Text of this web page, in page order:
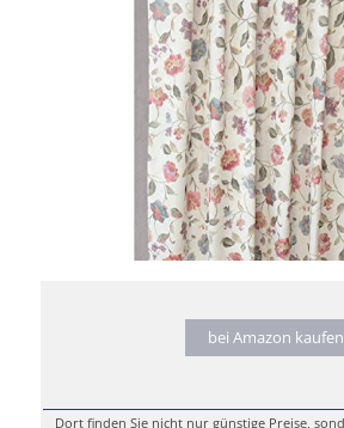
bei Amazon kaufen
Dort finden Sie nicht nur günstige Preise,